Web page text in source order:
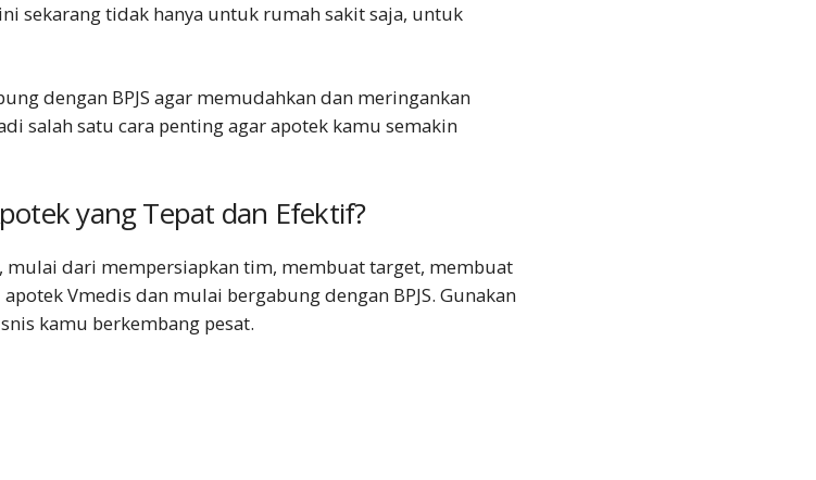
sekarang tidak hanya untuk rumah sakit saja, untuk
dengan BPJS agar memudahkan dan meringankan
salah satu cara penting agar apotek kamu semakin
yang Tepat dan Efektif?
mulai dari mempersiapkan tim, membuat target, membuat
Vmedis dan mulai bergabung dengan BPJS. Gunakan
kamu berkembang pesat.